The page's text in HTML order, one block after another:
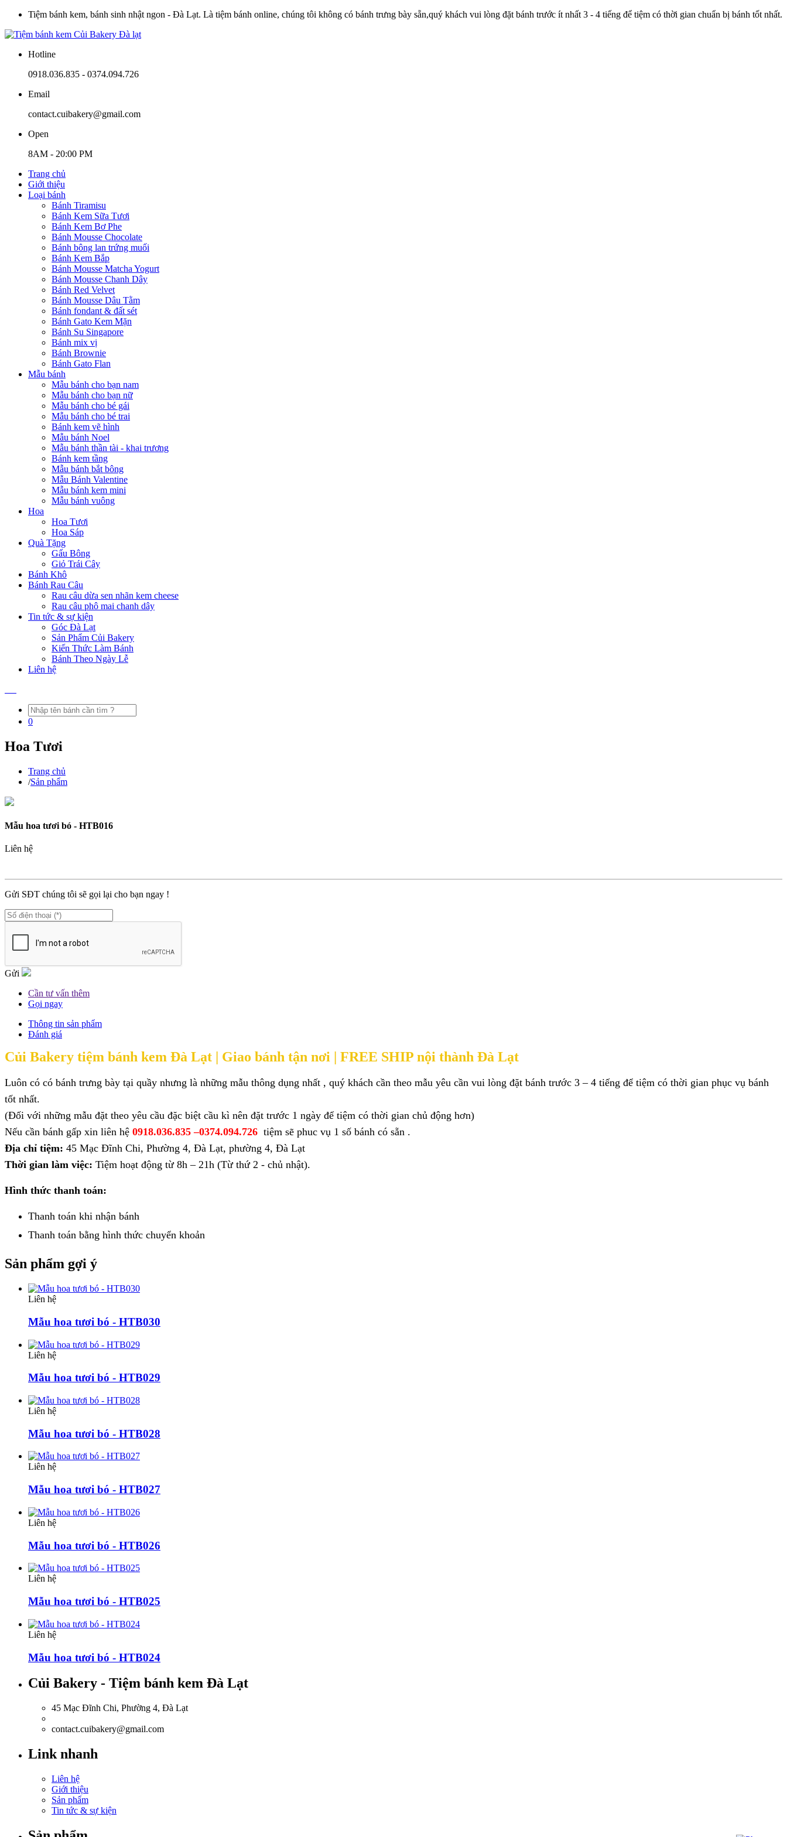
Tiệm bánh kem, bánh sinh nhật ngon - Đà Lạt. Là tiệm bánh online, chúng tôi không có bánh trưng bày sẵn,quý khách vui lòng đặt bánh trước ít nhất 3 - 4 tiếng để tiệm có thời gian chuẩn bị bánh tốt nhất.
Hotline
0918.036.835 - 0374.094.726
Email
contact.cuibakery@gmail.com
Open
8AM - 20:00 PM
Trang chủ
Giới thiệu
Loại bánh
Bánh Tiramisu
Bánh Kem Sữa Tươi
Bánh Kem Bơ Phe
Bánh Mousse Chocolate
Bánh bông lan trứng muối
Bánh Kem Bắp
Bánh Mousse Matcha Yogurt
Bánh Mousse Chanh Dây
Bánh Red Velvet
Bánh Mousse Dâu Tằm
Bánh fondant & đất sét
Bánh Gato Kem Mặn
Bánh Su Singapore
Bánh mix vị
Bánh Brownie
Bánh Gato Flan
Mẫu bánh
Mẫu bánh cho bạn nam
Mẫu bánh cho bạn nữ
Mẫu bánh cho bé gái
Mẫu bánh cho bé trai
Bánh kem vẽ hình
Mẫu bánh Noel
Mẫu bánh thần tài - khai trương
Bánh kem tầng
Mẫu bánh bắt bông
Mẫu Bánh Valentine
Mẫu bánh kem mini
Mẫu bánh vuông
Hoa
Hoa Tươi
Hoa Sáp
Quà Tặng
Gấu Bông
Giỏ Trái Cây
Bánh Khô
Bánh Rau Câu
Rau câu dừa sen nhãn kem cheese
Rau câu phô mai chanh dây
Tin tức & sự kiện
Góc Đà Lạt
Sản Phẩm Củi Bakery
Kiến Thức Làm Bánh
Bánh Theo Ngày Lễ
Liên hệ
0
Hoa Tươi
Trang chủ
/Sản phẩm
Mẫu hoa tươi bó - HTB016
Liên hệ
Gửi SĐT chúng tôi sẽ gọi lại cho bạn ngay !
Gửi
Cần tư vấn thêm
Gọi ngay
Thông tin sản phẩm
Đánh giá
Củi Bakery tiệm bánh kem Đà Lạt | Giao bánh tận nơi | FREE SHIP nội thành Đà Lạt
Luôn có có bánh trưng bày tại quầy nhưng là những mẫu thông dụng nhất , quý khách cần theo mẫu yêu cần vui lòng đặt bánh trước 3 – 4 tiếng để tiệm có thời gian phục vụ bánh
tốt nhất.
(Đối với những mẫu đặt theo yêu cầu đặc biệt cầu kì nên đặt trước 1 ngày để tiệm có thời gian chủ động hơn)
Nếu cần bánh gấp xin liên hệ 0918.036.835 –0374.094.726 tiệm sẽ phuc vụ 1 số bánh có sẵn .
Địa chỉ tiệm: 45 Mạc Đĩnh Chi, Phường 4, Đà Lạt, phường 4, Đà Lạt
Thời gian làm việc: Tiệm hoạt động từ 8h – 21h (Từ thứ 2 - chủ nhật).
Hình thức thanh toán:
Thanh toán khi nhận bánh
Thanh toán bằng hình thức chuyển khoản
Sản phẩm gợi ý
Liên hệ
Mẫu hoa tươi bó - HTB030
Liên hệ
Mẫu hoa tươi bó - HTB029
Liên hệ
Mẫu hoa tươi bó - HTB028
Liên hệ
Mẫu hoa tươi bó - HTB027
Liên hệ
Mẫu hoa tươi bó - HTB026
Liên hệ
Mẫu hoa tươi bó - HTB025
Liên hệ
Mẫu hoa tươi bó - HTB024
Củi Bakery - Tiệm bánh kem Đà Lạt
45 Mạc Đĩnh Chi, Phường 4, Đà Lạt
contact.cuibakery@gmail.com
Link nhanh
Liên hệ
Giới thiệu
Sản phẩm
Tin tức & sự kiện